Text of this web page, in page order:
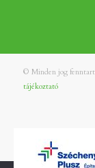
© Minden jog
tájékoztató